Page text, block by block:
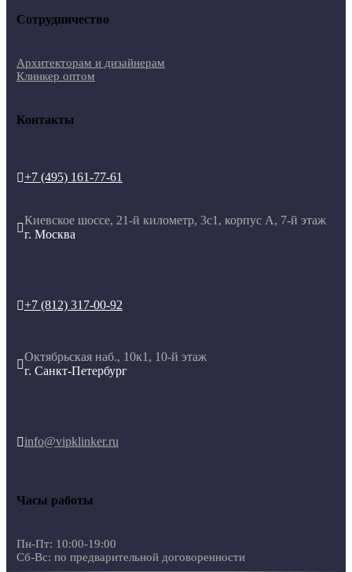
Сотрудничество
Архитекторам и дизайнерам
Клинкер оптом
Контакты
+7 (495) 161-77-61

Киевское шоссе, 21-й километр, 3с1, корпус А, 7-й этаж
г. Москва
+7 (812) 317-00-92

Октябрьская наб., 10к1, 10-й этаж
г. Санкт-Петербург
info@vipklinker.ru
Часы работы
Пн-Пт: 10:00-19:00
Сб-Вс: по предварительной договоренности